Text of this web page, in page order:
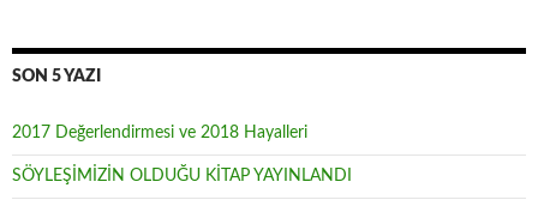
SON 5 YAZI
2017 Değerlendirmesi ve 2018 Hayalleri
SÖYLEŞİMİZİN OLDUĞU KİTAP YAYINLANDI